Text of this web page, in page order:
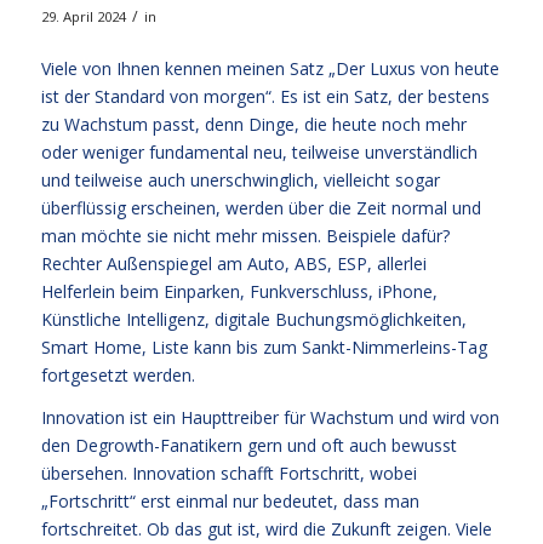
29. April 2024 / in
Viele von Ihnen kennen meinen Satz „Der Luxus von heute
ist der Standard von morgen“. Es ist ein Satz, der bestens
zu Wachstum passt, denn Dinge, die heute noch mehr
oder weniger fundamental neu, teilweise unverständlich
und teilweise auch unerschwinglich, vielleicht sogar
überflüssig erscheinen, werden über die Zeit normal und
man möchte sie nicht mehr missen. Beispiele dafür?
Rechter Außenspiegel am Auto, ABS, ESP, allerlei
Helferlein beim Einparken, Funkverschluss, iPhone,
Künstliche Intelligenz, digitale Buchungsmöglichkeiten,
Smart Home, Liste kann bis zum Sankt-Nimmerleins-Tag
fortgesetzt werden.
Innovation ist ein Haupttreiber für Wachstum und wird von
den Degrowth-Fanatikern gern und oft auch bewusst
übersehen. Innovation schafft Fortschritt, wobei
„Fortschritt“ erst einmal nur bedeutet, dass man
fortschreitet. Ob das gut ist, wird die Zukunft zeigen. Viele